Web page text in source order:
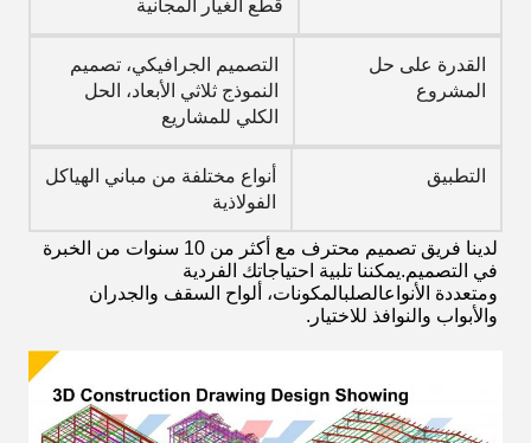
قطع الغيار المجانية
القدرة على حل
المشروع
التصميم الجرافيكي، تصميم
النموذج ثلاثي الأبعاد، الحل
الكلي للمشاريع
التطبيق
أنواع مختلفة من مباني الهياكل
الفولاذية
في التصميم.يمكننا تلبية احتياجاتك الفردية
ومتعددة الأنواعالصلبالمكونات
والأبواب والنوافذ للاختيار.